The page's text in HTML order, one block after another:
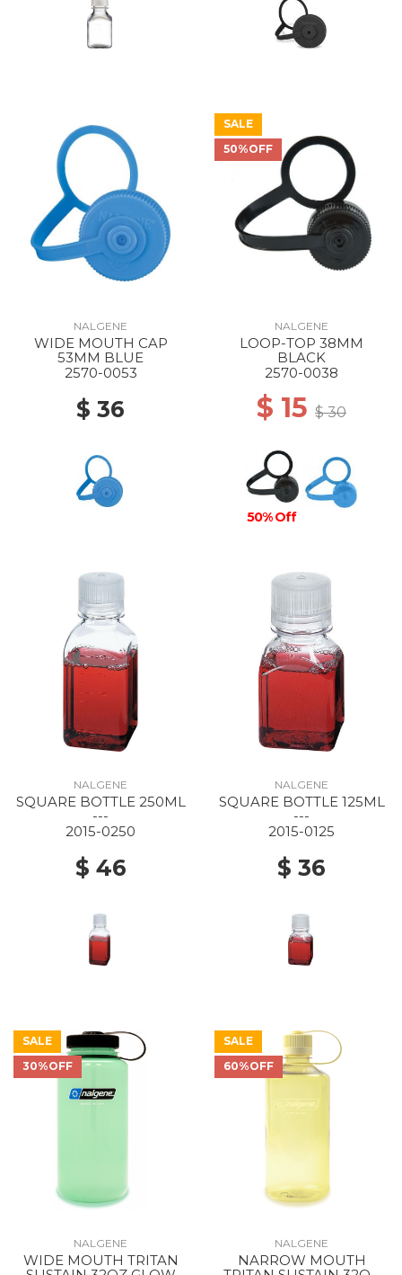
NALGENE
WIDE MOUTH CAP
53MM BLUE
2570-0053
$ 36
SALE
50%OFF
NALGENE
LOOP-TOP 38MM
BLACK
2570-0038
$ 15 $ 30
50% Off
NALGENE
SQUARE BOTTLE 250ML
---
2015-0250
$ 46
NALGENE
SQUARE BOTTLE 125ML
---
2015-0125
$ 36
SALE
30%OFF
NALGENE
WIDE MOUTH TRITAN
SALE
60%OFF
NALGENE
NARROW MOUTH